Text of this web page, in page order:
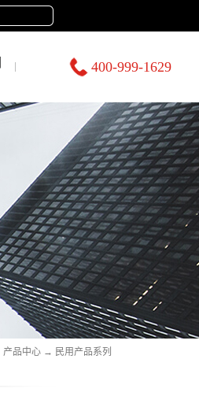
400-999-1629
产品中心 → 民用产品系列